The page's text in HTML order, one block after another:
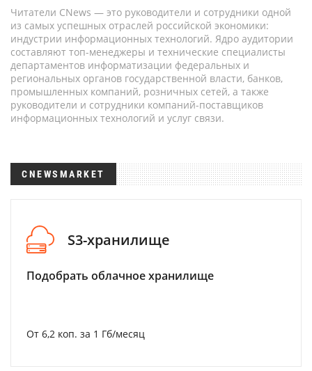
Читатели CNews — это руководители и сотрудники одной
из самых успешных отраслей российской экономики:
индустрии информационных технологий. Ядро аудитории
составляют топ-менеджеры и технические специалисты
департаментов информатизации федеральных и
региональных органов государственной власти, банков,
промышленных компаний, розничных сетей, а также
руководители и сотрудники компаний-поставщиков
информационных технологий и услуг связи.
CNEWSMARKET
S3-хранилище
Подобрать облачное хранилище
От 6,2 коп. за 1 Гб/месяц